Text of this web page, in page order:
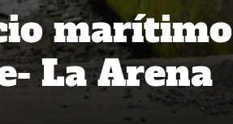
marítimo
La Arena